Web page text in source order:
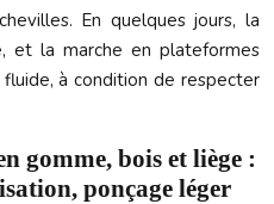
En quelques jours, la
et la marche en plateformes
à condition de respecter
gomme, bois et liège :
ponçage léger